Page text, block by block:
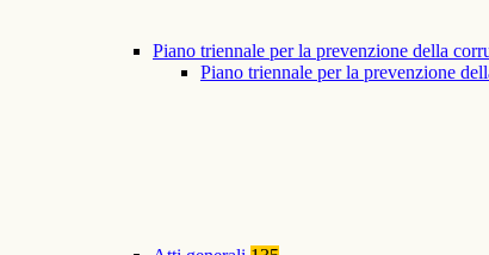
Piano triennale per la prevenzione della
Piano triennale per la prevenzione